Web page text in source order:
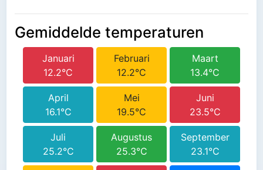
Gemiddelde temperaturen
Januari
12.2°C
Februari
12.2°C
Maart
13.4°C
April
16.1°C
Mei
19.5°C
Juni
23.5°C
Juli
25.2°C
Augustus
25.3°C
September
23.1°C